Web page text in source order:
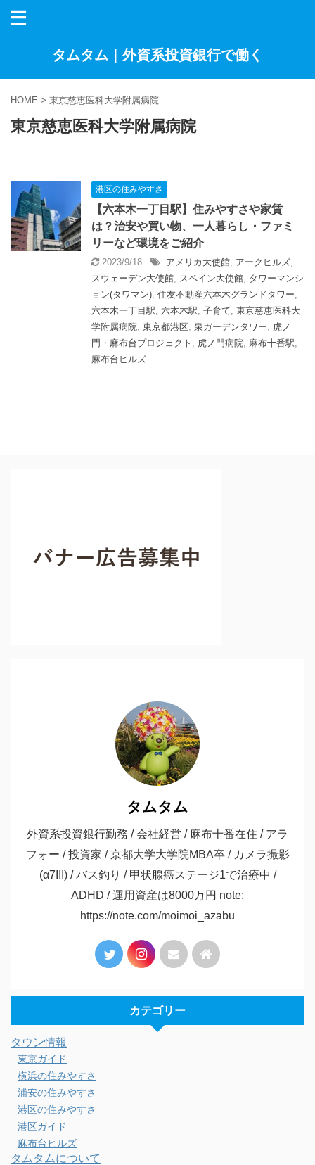
タムタム｜外資系投資銀行で働く
HOME > 東京慈恵医科大学附属病院
東京慈恵医科大学附属病院
港区の住みやすさ
【六本木一丁目駅】住みやすさや家賃
は？治安や買い物、一人暮らし・ファミ
リーなど環境をご紹介
2023/9/18 アメリカ大使館, アークヒルズ,
スウェーデン大使館, スペイン大使館, タワーマンシ
ョン(タワマン), 住友不動産六本木グランドタワー,
六本木一丁目駅, 六本木駅, 子育て, 東京慈恵医科大
学附属病院, 東京都港区, 泉ガーデンタワー, 虎ノ
門・麻布台プロジェクト , 虎ノ門病院, 麻布十番駅,
麻布台ヒルズ
タムタム
外資系投資銀行勤務 / 会社経営 / 麻布十番在住 / アラ
フォー / 投資家 / 京都大学大学院MBA卒 / カメラ撮影
(α7III) / バス釣り / 甲状腺癌ステージ1で治療中 /
ADHD / 運用資産は8000万円 note:
https://note.com/moimoi_azabu
カテゴリー
タウン情報
東京ガイド
横浜の住みやすさ
浦安の住みやすさ
港区の住みやすさ
港区ガイド
麻布台ヒルズ
タムタムについて